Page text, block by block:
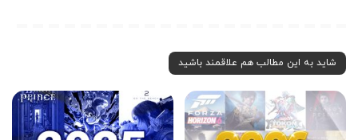
شاید به این مطالب هم علاقمند باشید